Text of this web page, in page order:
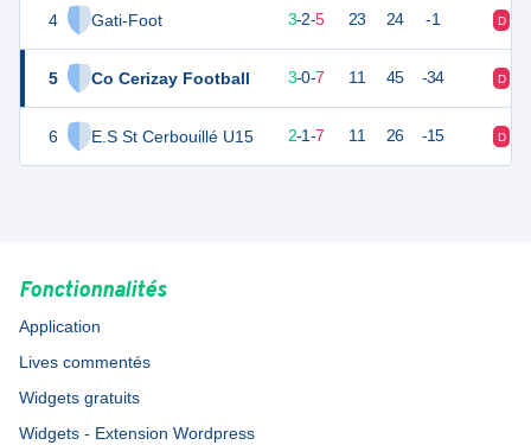
4 Gati-Foot
5 Co Cerizay Football
6 E.S St Cerbouillé U15
3-2-5 23 24 -1 D
9 10 3-0-7 11 45 -34 D
7 10 2-1-7 11 26 -15 D
Fonctionnalités
Application
Lives commentés
Widgets gratuits
Widgets - Extension Wordpress